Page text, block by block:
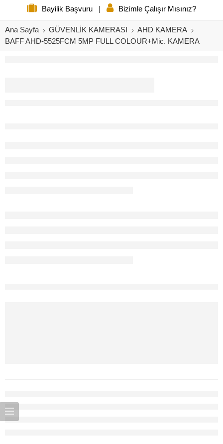
Bayilik Başvuru Bizimle Çalışır Mısınız?
Ana Sayfa GÜVENLİK KAMERASI
AHD KAMERA
BAFF AHD-5525FCM 5MP FULL COLOUR+Mic. KAMERA